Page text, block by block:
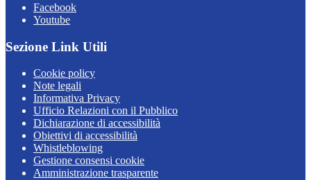
Facebook
Youtube
Sezione Link Utili
Cookie policy
Note legali
Informativa Privacy
Ufficio Relazioni con il Pubblico
Dichiarazione di accessibilità
Obiettivi di accessibilità
Whistleblowing
Gestione consensi cookie
Amministrazione trasparente